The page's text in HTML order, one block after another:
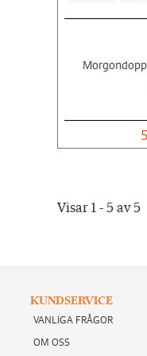
Visar 1 - 5 av 5
KUNDSERVICE
VANLIGA FRÅGOR
OM OSS